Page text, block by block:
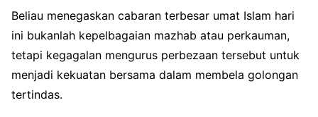
Beliau menegaskan cabaran terbesar umat Islam hari
ini bukanlah kepelbagaian mazhab atau perkauman,
tetapi kegagalan mengurus perbezaan tersebut untuk
menjadi kekuatan bersama dalam membela golongan
tertindas.